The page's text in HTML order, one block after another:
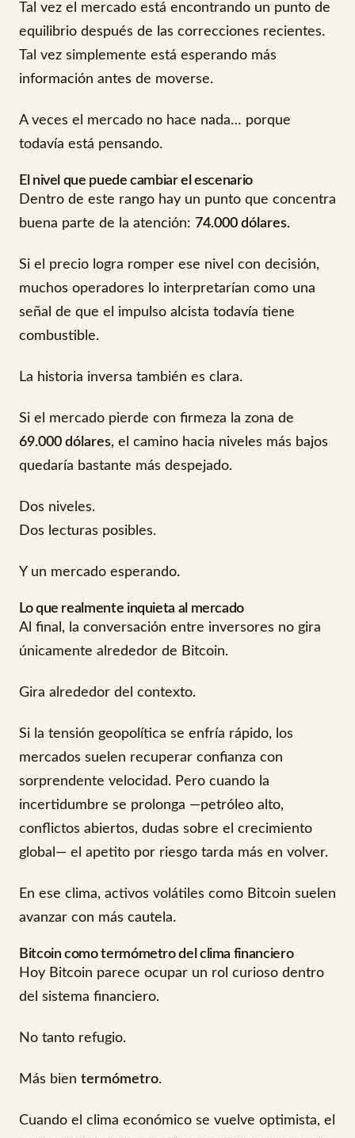
Tal vez el mercado está encontrando un punto de
equilibrio después de las correcciones recientes.
Tal vez simplemente está esperando más
información antes de moverse.
A veces el mercado no hace nada… porque
todavía está pensando.
El nivel que puede cambiar el escenario
Dentro de este rango hay un punto que concentra
buena parte de la atención: 74.000 dólares.
Si el precio logra romper ese nivel con decisión,
muchos operadores lo interpretarían como una
señal de que el impulso alcista todavía tiene
combustible.
La historia inversa también es clara.
Si el mercado pierde con firmeza la zona de
69.000 dólares, el camino hacia niveles más bajos
quedaría bastante más despejado.
Dos niveles.
Dos lecturas posibles.
Y un mercado esperando.
Lo que realmente inquieta al mercado
Al final, la conversación entre inversores no gira
únicamente alrededor de Bitcoin.
Gira alrededor del contexto.
Si la tensión geopolítica se enfría rápido, los
mercados suelen recuperar confianza con
sorprendente velocidad. Pero cuando la
incertidumbre se prolonga —petróleo alto,
conflictos abiertos, dudas sobre el crecimiento
global— el apetito por riesgo tarda más en volver.
En ese clima, activos volátiles como Bitcoin suelen
avanzar con más cautela.
Bitcoin como termómetro del clima financiero
Hoy Bitcoin parece ocupar un rol curioso dentro
del sistema financiero.
No tanto refugio.
Más bien termómetro.
Cuando el clima económico se vuelve optimista, el